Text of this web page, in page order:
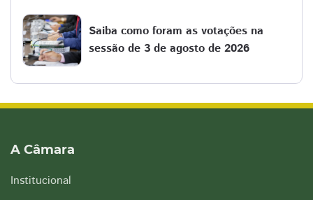
Saiba como foram as votações na
sessão de 3 de agosto de 2026
A Câmara
Institucional